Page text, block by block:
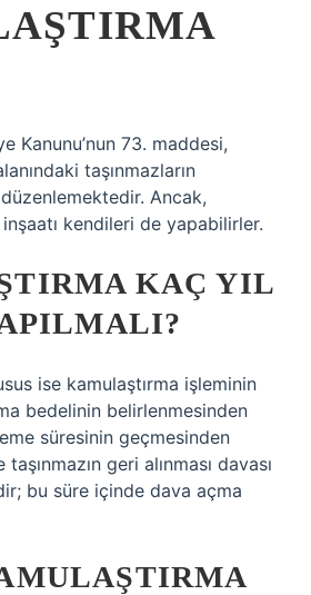
Kanunu’nun 73. maddesi,
taşınmazların
düzenlemektedir. Ancak,
kendileri de yapabilirler.
KAÇ YIL
ise kamulaştırma işleminin
bedelinin belirlenmesinden
süresinin geçmesinden
geri alınması davası
bu süre içinde dava açma